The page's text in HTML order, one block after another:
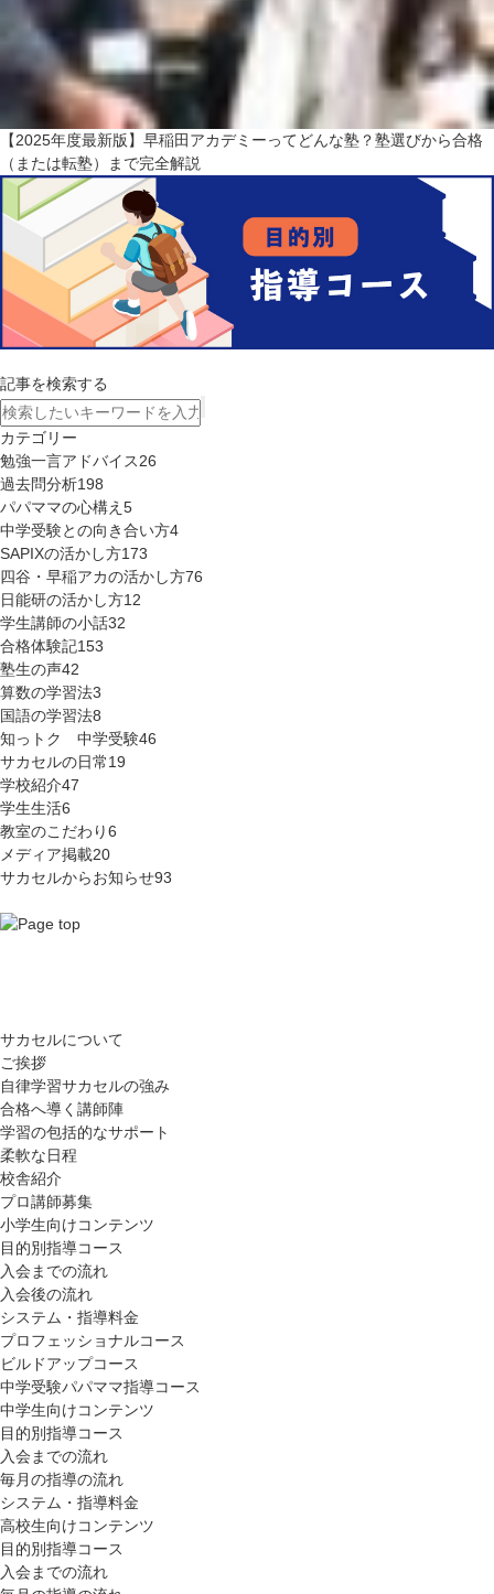
【2025年度最新版】早稲田アカデミーってどんな塾？塾選びから合格
（または転塾）まで完全解説
記事を検索する
カテゴリー
勉強一言アドバイス26
過去問分析198
パパママの心構え 5
中学受験との向き合い方4
SAPIXの活かし方173
四谷・早稲アカの活かし方76
日能研の活かし方12
学生講師の小話32
合格体験記153
塾生の声42
算数の学習法3
国語の学習法8
知っトク 中学受験46
サカセルの日常19
学校紹介47
学生生活6
教室のこだわり6
メディア掲載20
サカセルからお知らせ93
サカセルについて
ご挨拶
自律学習サカセルの強み
合格へ導く講師陣
学習の包括的なサポート
柔軟な日程
校舎紹介
プロ講師募集
小学生向けコンテンツ
目的別指導コース
入会までの流れ
入会後の流れ
システム・指導料金
プロフェッショナルコース
ビルドアップコース
中学受験パパママ指導コース
中学生向けコンテンツ
目的別指導コース
入会までの流れ
毎月の指導の流れ
システム・指導料金
高校生向けコンテンツ
目的別指導コース
入会までの流れ